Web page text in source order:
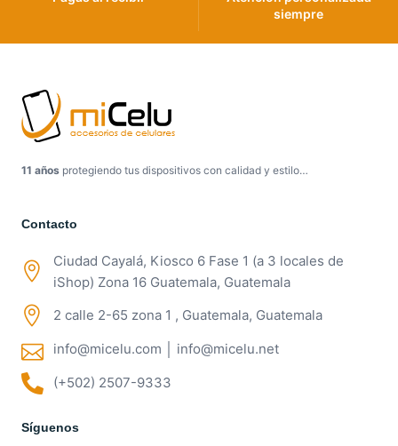
siempre
11 años protegiendo tus dispositivos con calidad y estilo…
Contacto
Ciudad Cayalá, Kiosco 6 Fase 1 (a 3 locales de
iShop) Zona 16 Guatemala, Guatemala
2 calle 2-65 zona 1 , Guatemala, Guatemala
info@micelu.com │ info@micelu.net
(+502) 2507-9333
Síguenos